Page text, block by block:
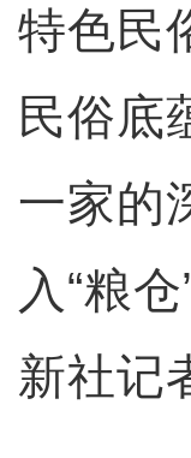
特色民
民俗底
一家的
入“粮
新社记